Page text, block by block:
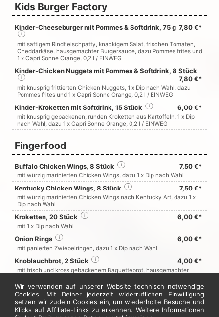
Kids Burger Factory
Kinder-Cheeseburger mit Pommes & Softdrink, 75 g 7,80 €*
i
mit saftigem Rindfleischpatty, knackigem Salat, frischen Tomaten,
Cheddarkäse, hausgemachter Burgersauce, dazu Pommes frites und
1 x Capri Sonne Orange, 0,2 l / EINWEG
Kinder-Chicken Nuggets mit Pommes & Softdrink, 8 Stück
7,80 €*
i
mit knusprig frittierten Chicken Nuggets, 1 x Dip nach Wahl, dazu
Pommes frites und 1 x Capri Sonne Orange, 0,2 l / EINWEG
Kinder-Kroketten mit Softdrink, 15 Stück 6,00 €*
i
mit knusprig gebackenen, runden Kroketten aus Kartoffeln, 1 x Dip
nach Wahl, dazu 1 x Capri Sonne Orange, 0,2 l / EINWEG
Fingerfood
Buffalo Chicken Wings, 8 Stück 7,50 €*
i
mit würzig marinierten Chicken Wings, dazu 1 x Dip nach Wahl
Kentucky Chicken Wings, 8 Stück 7,50 €*
i
mit würzig marinierten Chicken Wings nach Kentucky Art, dazu 1 x
Dip nach Wahl
Kroketten, 20 Stück 6,00 €*
i
mit 1 x Dip nach Wahl
Onion Rings 6,00 €*
i
mit panierten Zwiebelringen, dazu 1 x Dip nach Wahl
Knoblauchbrot, 2 Stück 4,00 €*
i
mit frisch und kross gebackenem Baguettebrot, hausgemachter
Chili & Cheese Nuggets, 10 Stück 7,00 €*
i
mit Cheddar-Jalapenos-Füllung, dazu 1 x Dip nach Wahl
Chicken Nuggets, 10 Stück 7,00 €*
i
Wir verwenden auf unserer Website technisch notwendige
Cookies. Mit Deiner jederzeit widerruflichen Einwilligung
setzen wir zudem Cookies ein, um wiederholte Besuche und
Klicks auf Affiliate-Links zu erkennen. Weitere Informationen